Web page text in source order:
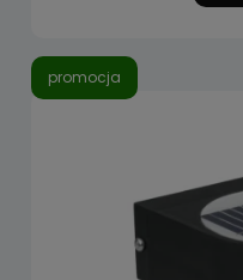
promocja